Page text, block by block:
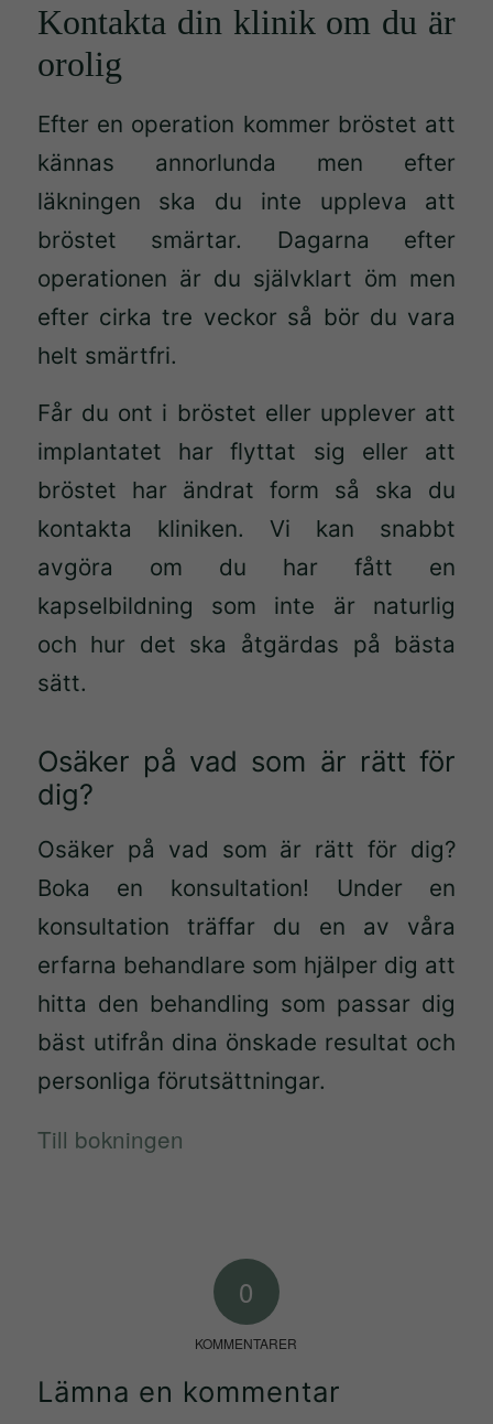
Kontakta din klinik om du är
orolig
Efter en operation kommer bröstet att
kännas annorlunda men efter
läkningen ska du inte uppleva att
bröstet smärtar. Dagarna efter
operationen är du självklart öm men
efter cirka tre veckor så bör du vara
helt smärtfri.
Får du ont i bröstet eller upplever att
implantatet har flyttat sig eller att
bröstet har ändrat form så ska du
kontakta kliniken. Vi kan snabbt
avgöra om du har fått en
kapselbildning som inte är naturlig
och hur det ska åtgärdas på bästa
sätt.
Osäker på vad som är rätt för
dig?
Osäker på vad som är rätt för dig?
Boka en konsultation! Under en
konsultation träffar du en av våra
erfarna behandlare som hjälper dig att
hitta den behandling som passar dig
bäst utifrån dina önskade resultat och
personliga förutsättningar.
Till bokningen
0
KOMMENTARER
Lämna en kommentar
Nödvändiga
Dessa kakor
går inte att
välja bort.
De behövs
över huvud
taget ska
fungera.
Statistik
För att vi
ska kunna
hemsidans
baserat på
används.
Upplevelse
För att vår
hemsida ska
prestera så
bra som
möjligt under
hemsidan.